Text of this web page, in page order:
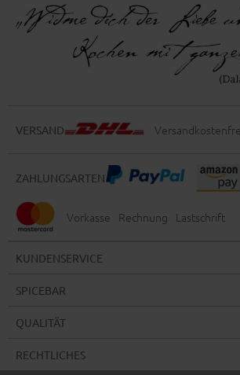
VERSAND
ZAHLUNGSARTEN
Vorkasse Rechnung Lastschrift
KUNDENSERVICE
SPICEBAR
QUALITÄT
RECHTLICHES